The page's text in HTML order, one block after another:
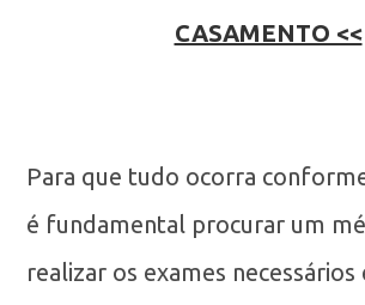
CASAMENTO <<
Para que tudo ocorra
é fundamental procurar um
realizar os exames necessários